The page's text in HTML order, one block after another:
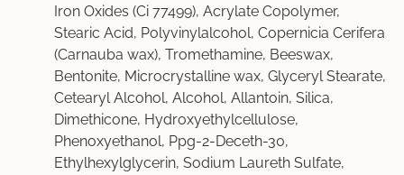
Iron Oxides (Ci 77499), Acrylate Copolymer,
Stearic Acid, Polyvinylalcohol, Copernicia Cerifera
(Carnauba wax), Tromethamine, Beeswax,
Bentonite, Microcrystalline wax, Glyceryl Stearate,
Cetearyl Alcohol, Alcohol, Allantoin, Silica,
Dimethicone, Hydroxyethylcellulose,
Phenoxyethanol, Ppg-2-Deceth-30,
Ethylhexylglycerin, Sodium Laureth Sulfate,